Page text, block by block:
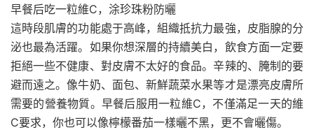
早餐后吃一粒維C，涂珍珠粉防曬
這時段肌膚的功能處于高峰，組織抵抗力最強，皮脂腺的分
泌也最為活躍。如果你想深層的持續美白，飲食方面一定要
拒絕一些不健康、對皮膚不太好的食品。辛辣的、腌制的要
避而遠之。像牛奶、面包、新鮮蔬菜水果等才是漂亮皮膚所
需要的營養物質。早餐后服用一粒維C，不僅滿足一天的維
C要求，你也可以像檸檬番茄一樣曬不黑，更不會曬傷。